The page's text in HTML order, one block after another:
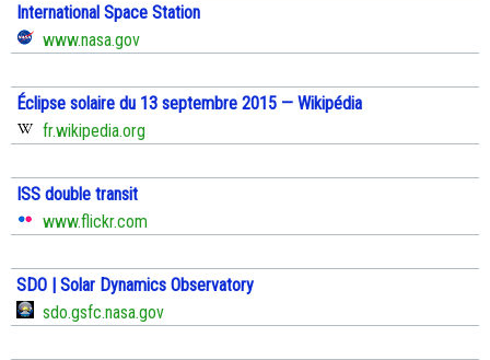
International Space Station
www.nasa.gov
Éclipse solaire du 13 septembre 2015 — Wikipédia
fr.wikipedia.org
ISS double transit
www.flickr.com
SDO | Solar Dynamics Observatory
sdo.gsfc.nasa.gov